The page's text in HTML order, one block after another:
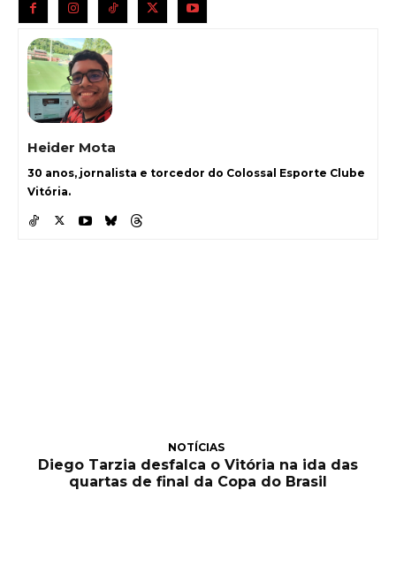
Heider Mota
30 anos, jornalista e torcedor do Colossal Esporte Clube
Vitória.
NOTÍCIAS
Diego Tarzia desfalca o Vitória na ida das
quartas de final da Copa do Brasil